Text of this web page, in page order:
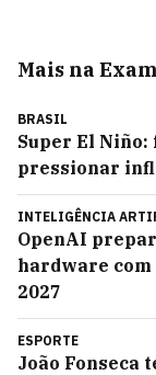
Mais na
BRASIL
Super El
pressionar
INTELIGÊNCIA
OpenAI
hardware
2027
ESPORTE
João Fonseca